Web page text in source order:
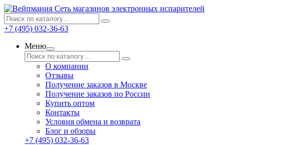
Сеть магазинов электронных испарителей
+7 (495) 032-36-63
Меню
О компании
Отзывы
Получение заказов в Москве
Получение заказов по России
Купить оптом
Контакты
Условия обмена и возврата
Блог и обзоры
+7 (495) 032-36-63